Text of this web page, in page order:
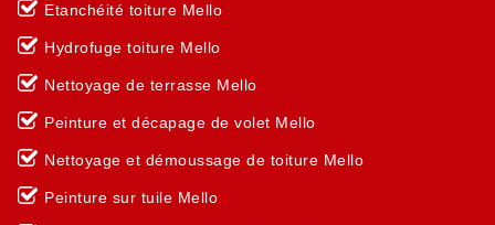
Etanchéité toiture Mello
Hydrofuge toiture Mello
Nettoyage de terrasse Mello
Peinture et décapage de volet Mello
Nettoyage et démoussage de toiture Mello
Peinture sur tuile Mello